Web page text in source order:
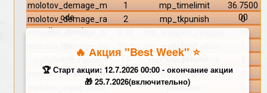
molotov_demage_m
ode
1
molotov_demage_ra
dius_mode
2
20.0
molotov_effect_num
3
molotov_equip_acce
1
mp_timelimit
36.7500
00
mp_tkpunish
0
mp_weapons_allow_
map_placed
mp_winlimit
pausable
🔥 Акция "Best Week" ⭐️
🏆 Старт акции: 12.7.2026 00:00 - окончание акции
🎁 25.7.2026(включительно)